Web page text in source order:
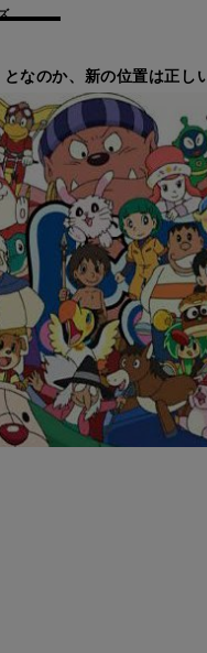
なのか、新の位置は正